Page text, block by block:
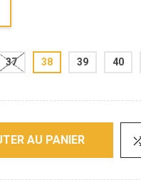
37 38 39 40
AU PANIER